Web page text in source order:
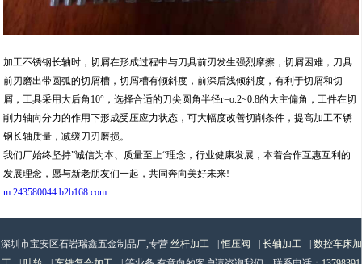
加工不锈钢长轴时，切屑在形成过程中与刀具前刃发生强烈摩擦，切屑困难，刀具
前刃磨出带圆弧的切屑槽，切屑槽有倾斜度，前深后浅倾斜度，有利于切屑和切
屑，工具采用大后角10°，选择合适的刀尖圆角半径r=o.2~0.8的大主偏角，工件在切
削力轴向分力的作用下形成受压应力状态，可大幅度改善切削条件，提高加工不锈
钢长轴质量，减缓刀刃磨损。
我们厂始终坚持”诚信为本、质量至上“理念，行业健康发展，本着合作互惠互利的
发展理念，愿与新老朋友们一起，共同奔向美好未来!
m.243580044.b2b168.com
深圳市宝安区石岩瑞鑫五金制品厂,专营 丝杆加工 |恒压阀 | 长轴加工 | 数控车床加